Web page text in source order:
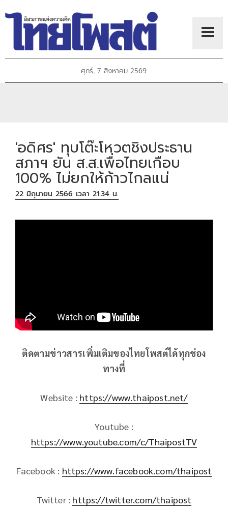
ศุกร์, 7 สิงหาคม 2569
'อดิศร' ทุบโต๊ะโหวตชิงประธาน
สภาฯ ยัน ส.ส.เพื่อไทยเกือบ
100% ไม่ยกให้ก้าวไกลแน่
22 มิถุนายน 2566 เวลา 21:34 น.
ติดตามข่าวสารเพิ่มเติมของไทยโพสต์ได้ทุกช่อง
ทางที่
Website : https://www.thaipost.net/
Youtube :
https://www.youtube.com/c/ThaipostTV
Facebook : https://www.facebook.com/thaipost
Twitter : https://twitter.com/thaipost